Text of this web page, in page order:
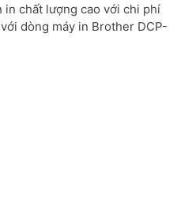
in chất lượng cao với chi phí
dòng máy in Brother DCP-